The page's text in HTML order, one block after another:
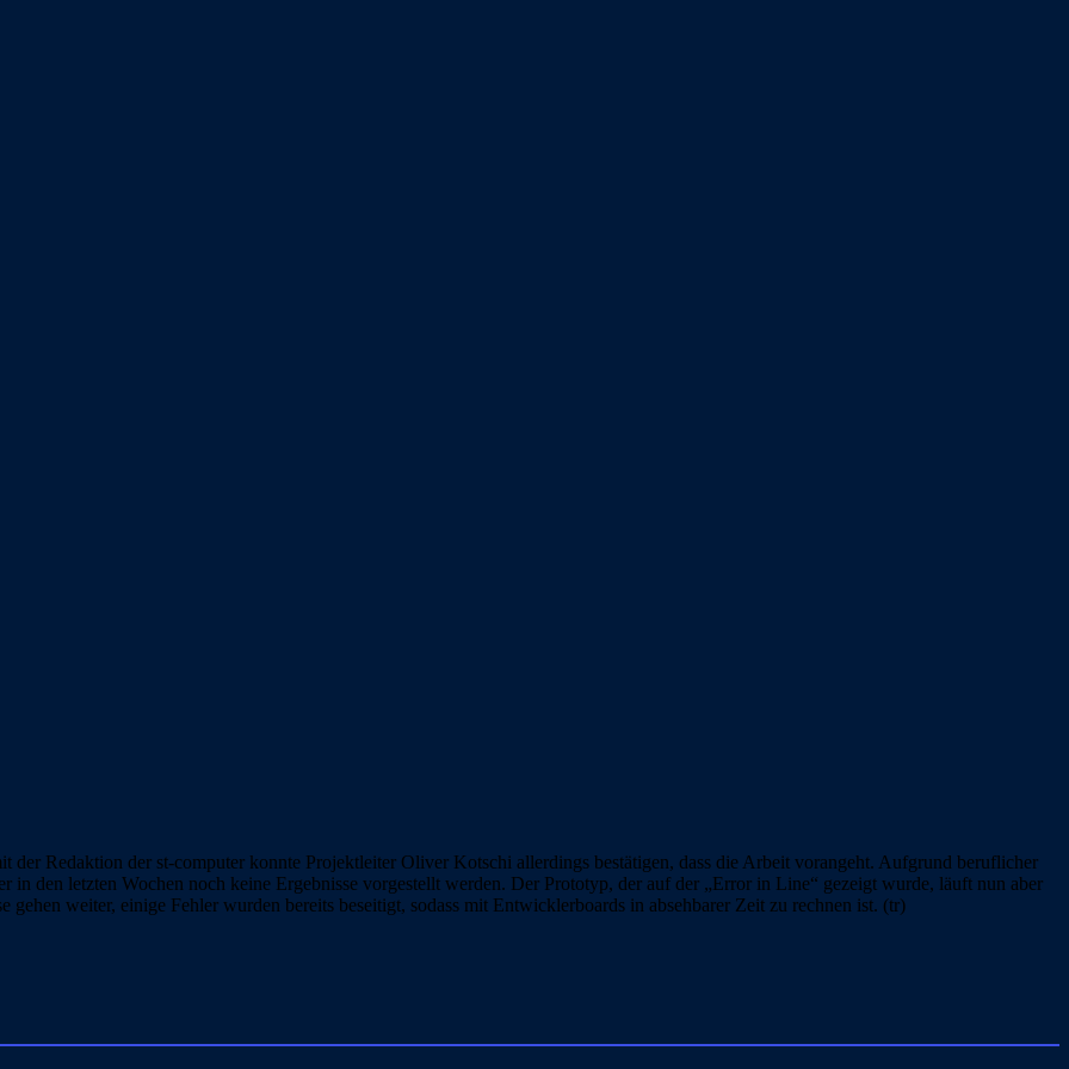
der Redaktion der st-computer konnte Projektleiter Oliver Kotschi allerdings bestätigen, dass die Arbeit vorangeht. Aufgrund beruflicher
den letzten Wochen noch keine Ergebnisse vorgestellt werden. Der Prototyp, der auf der „Error in Line“ gezeigt wurde, läuft nun aber
weiter, einige Fehler wurden bereits beseitigt, sodass mit Entwicklerboards in absehbarer Zeit zu rechnen ist. (tr)